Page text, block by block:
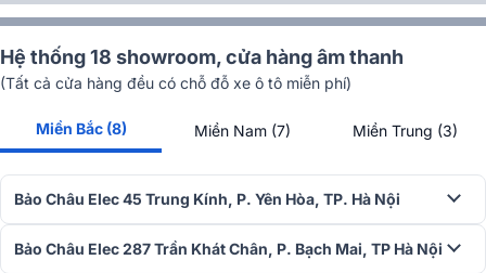
Hệ thống 18 showroom, cửa hàng âm thanh
(Tất cả cửa hàng đều có chỗ đỗ xe ô tô miễn phí)
Miền Bắc (8) Miền Nam (7) Miền Trung (3)
Bảo Châu Elec 45 Trung Kính, P. Yên Hòa, TP. Hà Nội
Bảo Châu Elec 287 Trần Khát Chân, P. Bạch Mai, TP Hà Nội